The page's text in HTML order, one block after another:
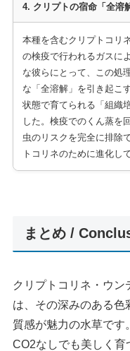
4. クリプトの宿命「全溶
本種を含むクリプトコリ
の検疫で行われるガスに
な彼らにとって、この処
な「全溶解」を引き起こ
状態で育てられる「組織
した。検疫でのくん蒸を
虫のリスクを完全に排除
トコリネのために進化し
まとめ /
クリプトコリネ・ウン
は、その深みのある色
質感が魅力の水草です
CO2なしでも美しく育